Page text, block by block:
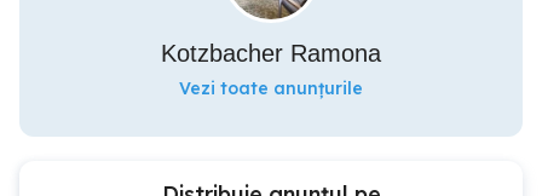
Kotzbacher Ramona
Vezi toate anunțurile